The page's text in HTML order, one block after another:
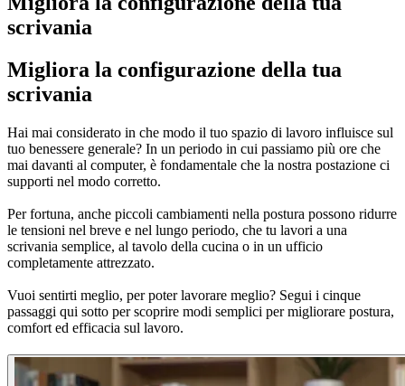
scrivania
Migliora la configurazione della tua
scrivania
Hai mai considerato in che modo il tuo spazio di lavoro influisce sul
tuo benessere generale? In un periodo in cui passiamo più ore che
mai davanti al computer, è fondamentale che la nostra postazione ci
supporti nel modo corretto.
Per fortuna, anche piccoli cambiamenti nella postura possono ridurre
le tensioni nel breve e nel lungo periodo, che tu lavori a una
scrivania semplice, al tavolo della cucina o in un ufficio
completamente attrezzato.
Vuoi sentirti meglio, per poter lavorare meglio? Segui i cinque
passaggi qui sotto per scoprire modi semplici per migliorare postura,
comfort ed efficacia sul lavoro.